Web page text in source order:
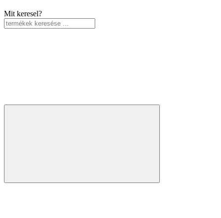
Mit keresel?